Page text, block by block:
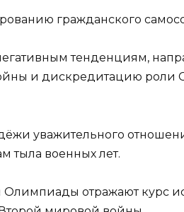
гражданского
тенденциям,
и дискредитацию роли
уважительного
тыла военных лет.
отражают курс